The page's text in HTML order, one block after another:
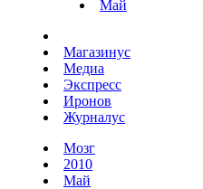
Май
Магазинус
Медиа
Экспресс
Иронов
Журналус
Мозг
2010
Май